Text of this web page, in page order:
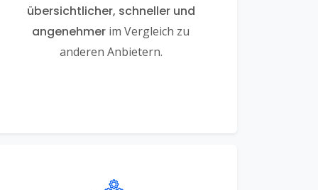
übersichtlicher, schneller und
angenehmer im Vergleich zu
anderen Anbietern.